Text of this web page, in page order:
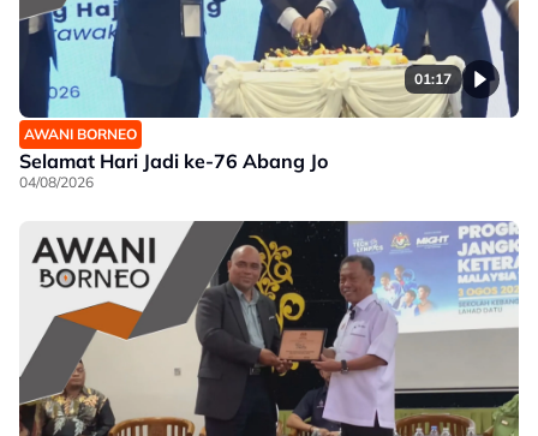
01:17
AWANI BORNEO
Selamat Hari Jadi ke-76 Abang Jo
04/08/2026